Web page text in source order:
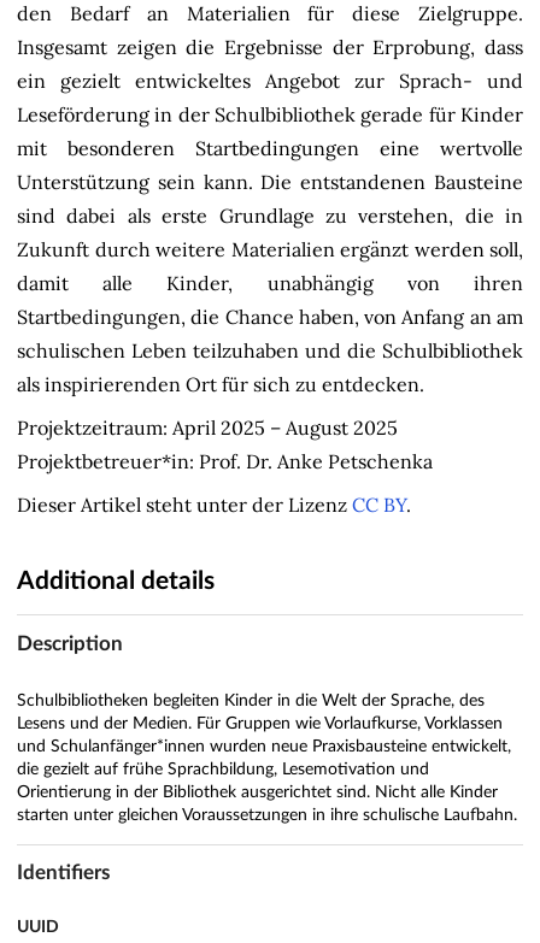
den Bedarf an Materialien für diese Zielgruppe.
Insgesamt zeigen die Ergebnisse der Erprobung, dass
ein gezielt entwickeltes Angebot zur Sprach- und
Leseförderung in der Schulbibliothek gerade für Kinder
mit besonderen Startbedingungen eine wertvolle
Unterstützung sein kann. Die entstandenen Bausteine
sind dabei als erste Grundlage zu verstehen, die in
Zukunft durch weitere Materialien ergänzt werden soll,
damit alle Kinder, unabhängig von ihren
Startbedingungen, die Chance haben, von Anfang an am
schulischen Leben teilzuhaben und die Schulbibliothek
als inspirierenden Ort für sich zu entdecken.
Projektzeitraum: April 2025 – August 2025
Projektbetreuer*in: Prof. Dr. Anke Petschenka
Dieser Artikel steht unter der Lizenz CC BY.
Additional details
Description
Schulbibliotheken begleiten Kinder in die Welt der Sprache, des
Lesens und der Medien. Für Gruppen wie Vorlaufkurse, Vorklassen
und Schulanfänger*innen wurden neue Praxisbausteine entwickelt,
die gezielt auf frühe Sprachbildung, Lesemotivation und
Orientierung in der Bibliothek ausgerichtet sind. Nicht alle Kinder
starten unter gleichen Voraussetzungen in ihre schulische Laufbahn.
Identifiers
UUID